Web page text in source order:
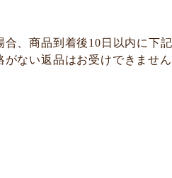
、商品到着後10日以内に下
ない返品はお受けできませ